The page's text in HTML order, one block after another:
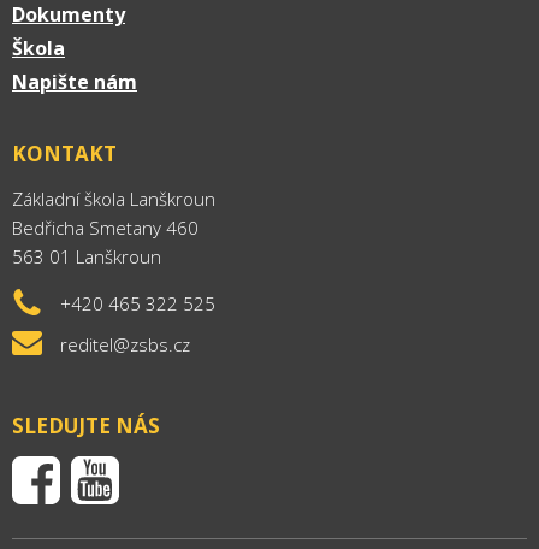
Dokumenty
Škola
Napište nám
KONTAKT
Základní škola Lanškroun
Bedřicha Smetany 460
563 01 Lanškroun
+420 465 322 525
reditel@zsbs.cz
SLEDUJTE NÁS